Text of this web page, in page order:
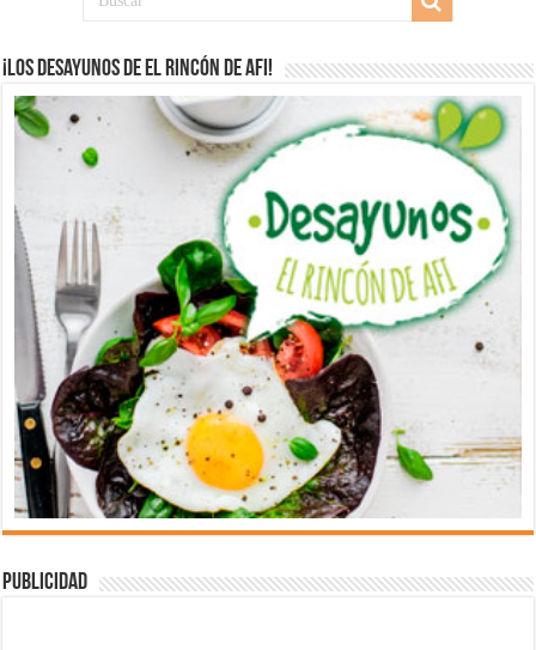
¡Los desayunos de El Rincón de Afi!
Publicidad